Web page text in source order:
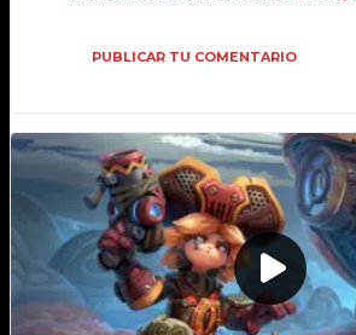
MISSION OF THE
COMPETITIONS
WATCH
IN L.O. HEROES
SEPTIEMBRE 27, 2019